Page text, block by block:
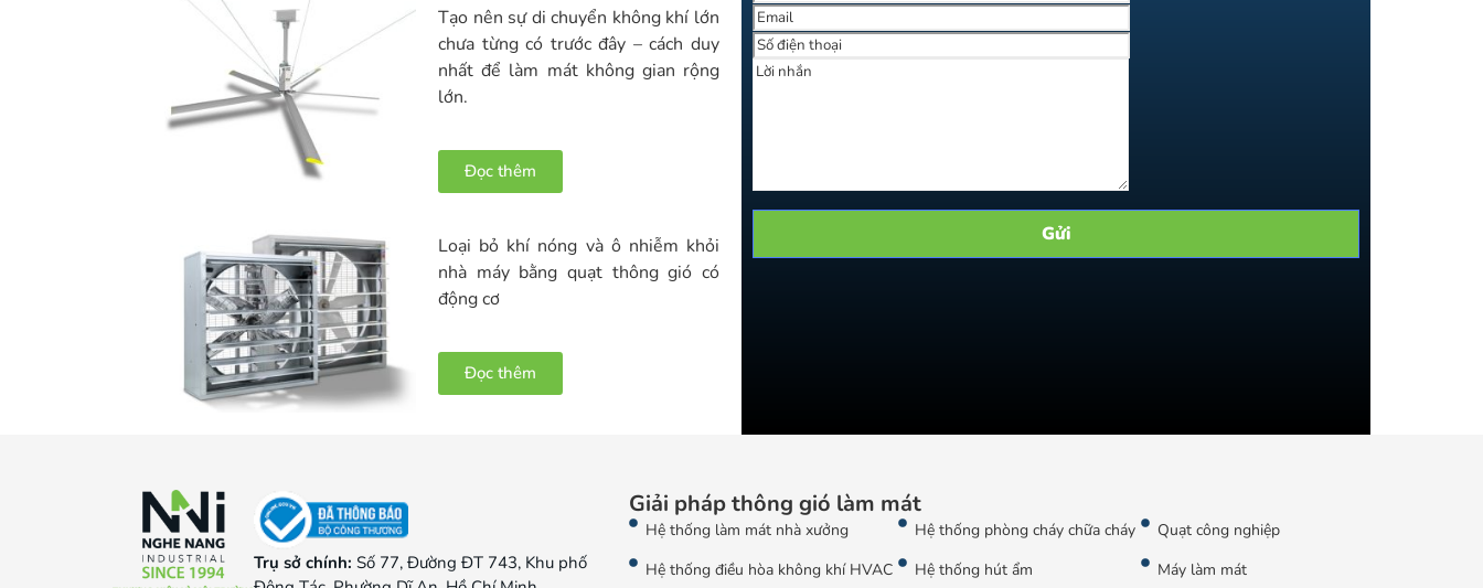
Tạo nên sự di chuyển không khí lớn
chưa từng có trước đây – cách duy
nhất để làm mát không gian rộng
lớn.
Đọc thêm
Loại bỏ khí nóng và ô nhiễm khỏi
nhà máy bằng quạt thông gió có
động cơ
Đọc thêm
Trụ sở chính: Số 77, Đường ĐT 743, Khu phố
Giải pháp thông gió làm mát
Hệ thống làm mát nhà xưởng
Hệ thống điều hòa không khí HVAC
Hệ thống phòng cháy chữa cháy
Hệ thống hút ẩm
Quạt công nghiệp
Máy làm mát